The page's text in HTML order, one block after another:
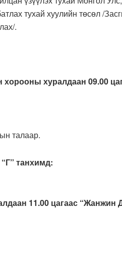
тухай хуулийн төсөл /
.
хуралдаан 09.00
талаар.
танхимд:
11.00 цагаас “Жанжин